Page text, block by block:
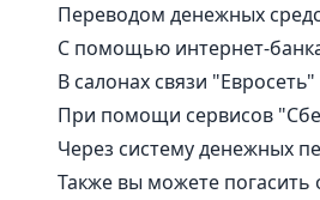
Переводом денежных
С помощью интернет-
В салонах связи
При помощи сервисов
Через систему денежных
Также вы можете